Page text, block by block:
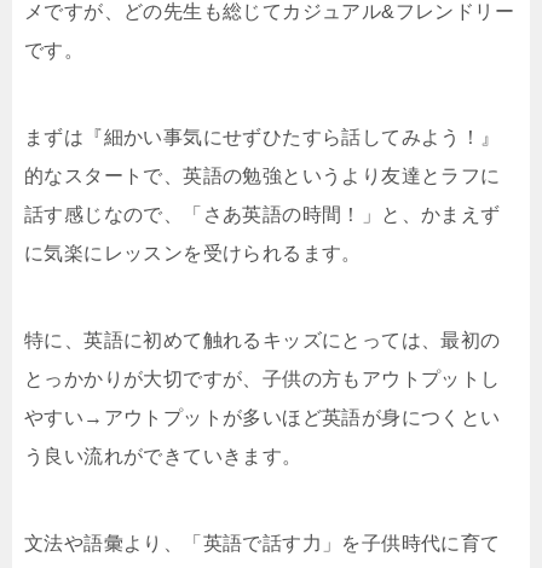
メですが、どの先生も総じてカジュアル&フレンドリー
です。
まずは『細かい事気にせずひたすら話してみよう！』
的なスタートで、英語の勉強というより友達とラフに
話す感じなので、「さあ英語の時間！」と、かまえず
に気楽にレッスンを受けられるます。
特に、英語に初めて触れるキッズにとっては、最初の
とっかかりが大切ですが、子供の方もアウトプットし
やすい→アウトプットが多いほど英語が身につくとい
う良い流れができていきます。
文法や語彙より、「英語で話す力」を子供時代に育て